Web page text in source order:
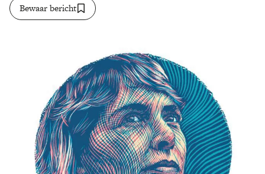
Zoek
Bewaar bericht